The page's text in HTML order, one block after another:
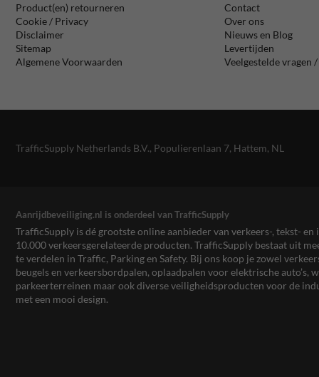
Product(en) retourneren
Cookie / Privacy
Disclaimer
Sitemap
Algemene Voorwaarden
Contact
Over ons
Nieuws en Blog
Levertijden
Veelgestelde vragen
TrafficSupply Netherlands B.V., Populierenlaan 7, Hattem, NL
Aanrijdbeveiliging.nl is onderdeel van TrafficSupply
TrafficSupply is dé grootste online aanbieder van verkeers-, tekst-
10.000 verkeersgerelateerde producten. TrafficSupply bestaat uit
te verdelen in Traffic, Parking en Safety. Bij ons koop je zowel
beugels en verkeersbordpalen, oplaadpalen voor elektrische auto’s,
parkeerterreinen maar ook diverse veiligheidsproducten voor de
met een mooi design.